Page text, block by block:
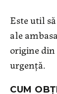
Este util
ale
origine
urgență.
CUM